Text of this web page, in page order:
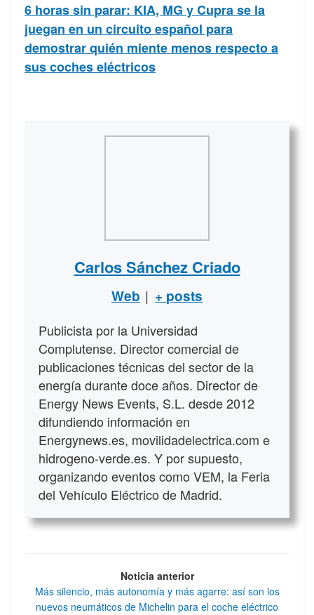
6 horas sin parar: KIA, MG y Cupra se la
juegan en un circuito español para
demostrar quién miente menos respecto a
sus coches eléctricos
Carlos Sánchez Criado
Web | + posts
Publicista por la Universidad
Complutense. Director comercial de
publicaciones técnicas del sector de la
energía durante doce años. Director de
Energy News Events, S.L. desde 2012
difundiendo información en
Energynews.es, movilidadelectrica.com e
hidrogeno-verde.es. Y por supuesto,
organizando eventos como VEM, la Feria
del Vehículo Eléctrico de Madrid.
Noticia anterior
Más silencio, más autonomía y más agarre: así son los
nuevos neumáticos de Michelin para el coche eléctrico